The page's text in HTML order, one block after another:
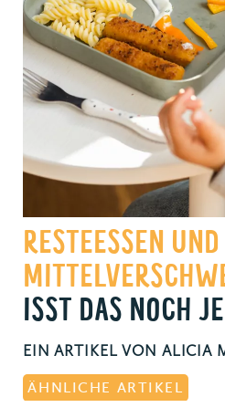
RESTEESSEN
ISST DAS NOCH
EIN ARTIKEL VON ALICIA
ÄHNLICHE ARTIKEL